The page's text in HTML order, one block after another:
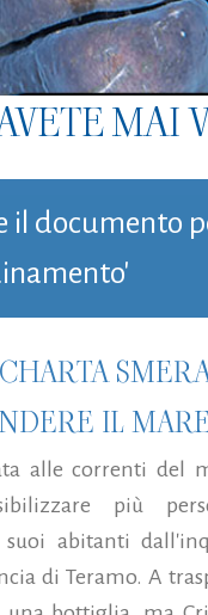
MAI
documento
IL
alle correnti del
più
abitanti
di Teramo. A